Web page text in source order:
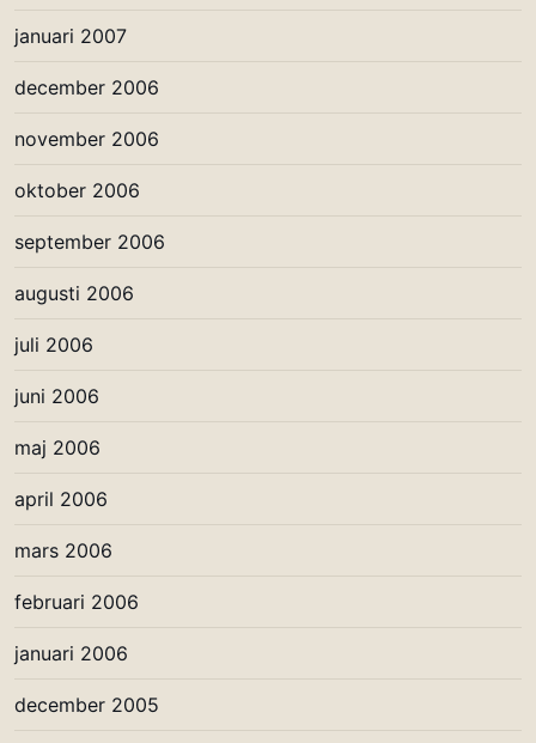
januari 2007
december 2006
november 2006
oktober 2006
september 2006
augusti 2006
juli 2006
juni 2006
maj 2006
april 2006
mars 2006
februari 2006
januari 2006
december 2005